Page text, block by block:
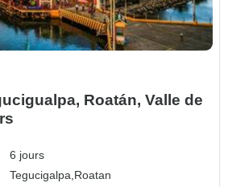
Roatán, Valle de
6 jours
Tegucigalpa, Roatan